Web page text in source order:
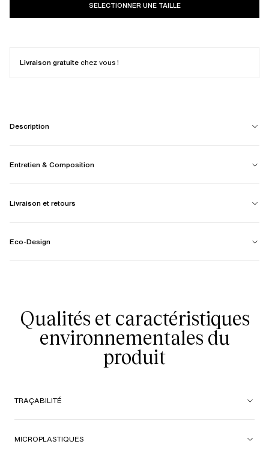
SELECTIONNER UNE TAILLE
Livraison gratuite chez vous !
Description
Entretien & Composition
Livraison et retours
Eco-Design
Qualités et caractéristiques
environnementales du
produit
TRAÇABILITÉ
MICROPLASTIQUES